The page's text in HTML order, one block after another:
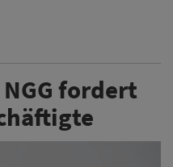
fordert